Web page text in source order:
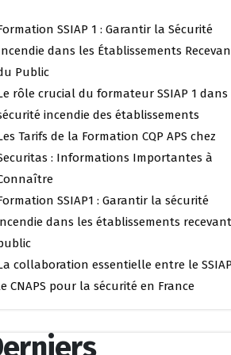
SSIAP 1 : Garantir la Sécurité
dans les Établissements
Public
rôle crucial du formateur SSIAP 1 dans
incendie des établissements
Tarifs de la Formation CQP APS chez
: Informations Importantes à
SSIAP1 : Garantir la sécurité
dans les établissements
collaboration essentielle entre le
CNAPS pour la sécurité en France